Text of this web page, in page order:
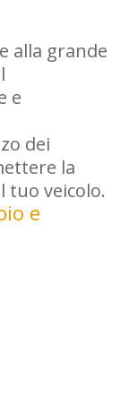
alla grande
e
dei
la
tuo veicolo.
e